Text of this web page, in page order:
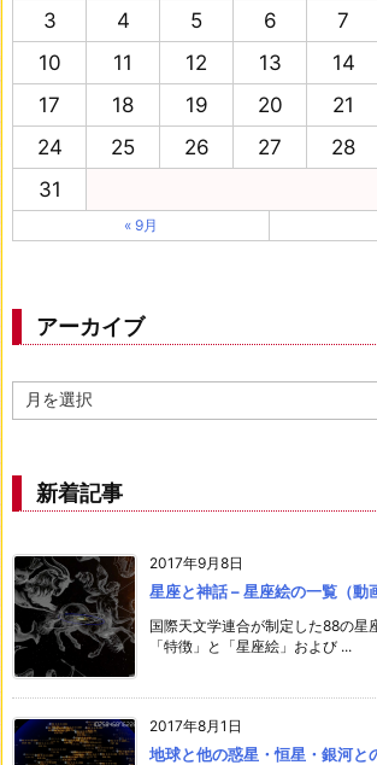
3
4 5 6 7
10
11 12 13 14
17
18 19 20 21
24
25 26 27 28
31
« 9月
アーカイブ
ー
ブ
新着記事
2017年9月8日
星座と神話 – 星座絵の一覧（動
国際天文学連合が制定した88の星
「特徴」と「星座絵」および ...
2017年8月1日
地球と他の惑星・恒星・銀河と